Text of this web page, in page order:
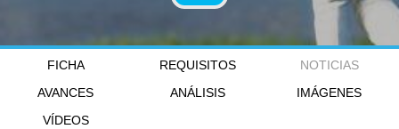
FICHA REQUISITOS
NOTICIAS
AVANCES
ANÁLISIS
IMÁGENES
VÍDEOS